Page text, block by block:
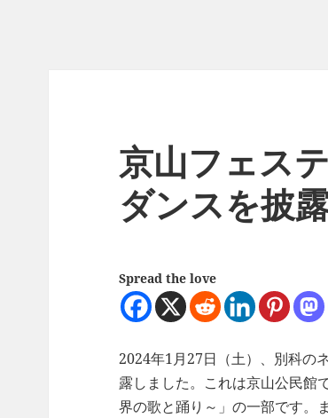
京山フェス
ダンスを披
Spread the love
2024年1月27日（土）、別科の
露しました。これは京山公民館
界の歌と踊り～」の一部です。